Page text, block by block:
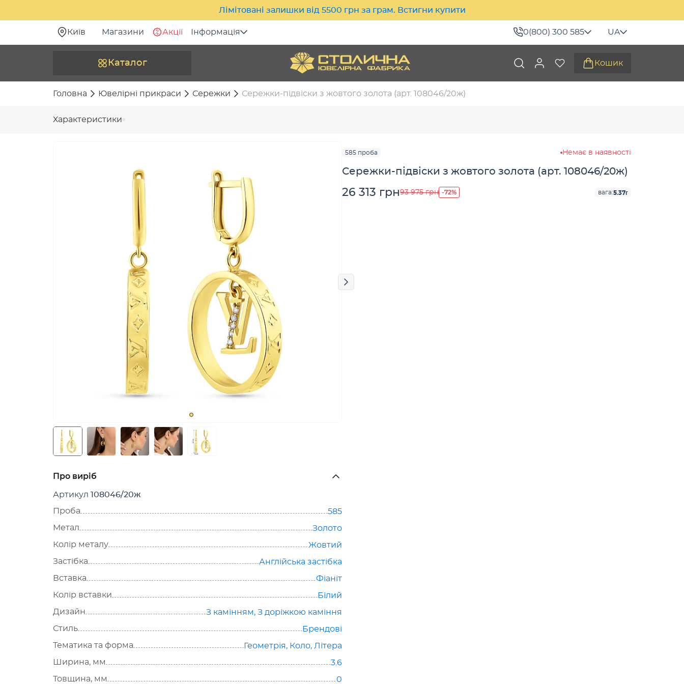
Лімітовані залишки від 5500 грн за грам. Встигни купити
Київ Магазини Акції Інформація 0(800) 300 585 UA
Каталог Кошик
Головна Ювелірні прикраси Сережки Сережки-підвіски з жовтого золота (арт. 108046/20ж)
Характеристики
Про виріб
Артикул 108046/20ж
Проба
585
Метал
Золото
Колір металу
Жовтий
Застібка
Англійська застібка
Вставка
Фіаніт
Колір вставки
Білий
Дизайн
З камінням, З доріжкою каміння
Стиль
Брендові
Тематика та форма
Геометрія, Коло, Літера
Ширина, мм
3.6
Товщина, мм
0
585 проба Немає в наявності
Сережки-підвіски з жовтого золота (арт. 108046/20ж)
26 313 грн93 975 грн -72% вага:5.37г